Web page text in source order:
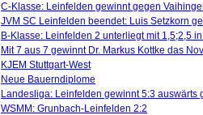
C-Klasse: Leinfelden gewinnt gegen
JVM SC Leinfelden beendet: Luis Setzkorn
B-Klasse: Leinfelden 2 unterliegt mit 1,5;2,5
Mit 7 aus 7 gewinnt Dr. Markus Kottke das
KJEM Stuttgart-West
Neue Bauerndiplome
Landesliga: Leinfelden gewinnt 5:3 auswärts
WSMM: Grunbach-Leinfelden 2:2